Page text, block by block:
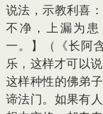
说法，示教利喜
不净，上漏为
一。】（《长阿
乐，这样才可以
这样种性的佛弟
谛法门。如果有